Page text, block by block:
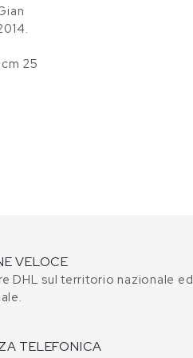
25
VELOCE
DHL sul territorio nazionale ed
TELEFONICA